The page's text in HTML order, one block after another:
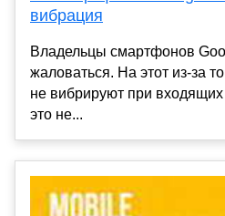
вибрация
Владельцы смартфонов
жаловаться. На этот из-за
не вибрируют при входящих
это не...